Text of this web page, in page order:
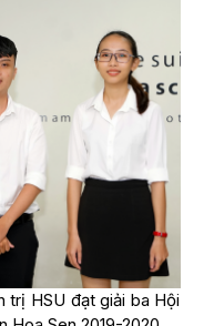
trị HSU đạt giải ba Hội